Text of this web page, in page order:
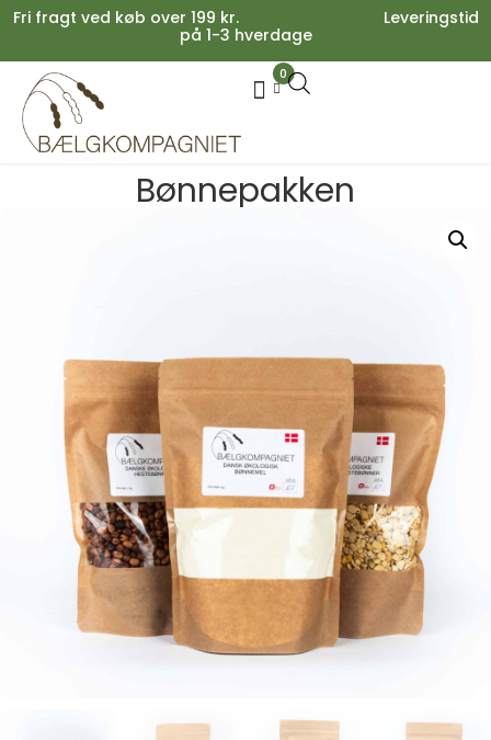
Fri fragt ved køb over 199 kr. Leveringstid
på 1-3 hverdage
0
Your cart is empty.
mere for gratis fragt
Subtotal: 0,00kr.
Bønnepakken